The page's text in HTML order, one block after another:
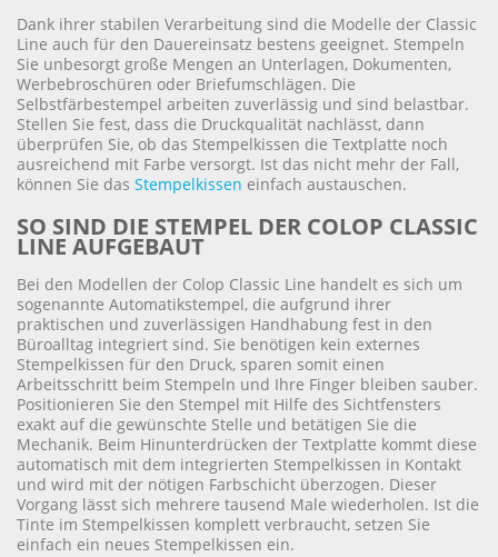
Dank ihrer stabilen Verarbeitung sind die Modelle der Classic
Line auch für den Dauereinsatz bestens geeignet. Stempeln
Sie unbesorgt große Mengen an Unterlagen, Dokumenten,
Werbebroschüren oder Briefumschlägen. Die
Selbstfärbestempel arbeiten zuverlässig und sind belastbar.
Stellen Sie fest, dass die Druckqualität nachlässt, dann
überprüfen Sie, ob das Stempelkissen die Textplatte noch
ausreichend mit Farbe versorgt. Ist das nicht mehr der Fall,
können Sie das Stempelkissen einfach austauschen.
SO SIND DIE STEMPEL DER COLOP CLASSIC
LINE AUFGEBAUT
Bei den Modellen der Colop Classic Line handelt es sich um
sogenannte Automatikstempel, die aufgrund ihrer
praktischen und zuverlässigen Handhabung fest in den
Büroalltag integriert sind. Sie benötigen kein externes
Stempelkissen für den Druck, sparen somit einen
Arbeitsschritt beim Stempeln und Ihre Finger bleiben sauber.
Positionieren Sie den Stempel mit Hilfe des Sichtfensters
exakt auf die gewünschte Stelle und betätigen Sie die
Mechanik. Beim Hinunterdrücken der Textplatte kommt diese
automatisch mit dem integrierten Stempelkissen in Kontakt
und wird mit der nötigen Farbschicht überzogen. Dieser
Vorgang lässt sich mehrere tausend Male wiederholen. Ist die
Tinte im Stempelkissen komplett verbraucht, setzen Sie
einfach ein neues Stempelkissen ein.